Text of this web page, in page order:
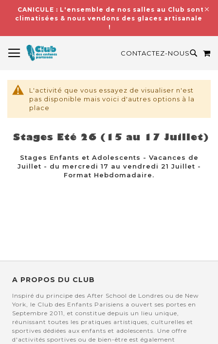
CANICULE : L'ensemble de nos salles au Club sont
climatisées & nous vendons des glaces artisanales
!
CONTACTEZ-NOUS
L'activité que vous essayez de visualiser n'est
pas disponible mais voici d'autres options à la
place
Stages Eté 26 (15 au 17 Juillet)
Stages Enfants et Adolescents - Vacances de
Juillet - du mercredi 17 au vendredi 21 Juillet -
Format Hebdomadaire.
A PROPOS DU CLUB
Inspiré du principe des After School de Londres ou de New
York, le Club des Enfants Parisiens a ouvert ses portes en
Septembre 2011, et constitue depuis un lieu unique,
réunissant toutes les pratiques artistiques, culturelles et
sportives dédiées aux enfants et adolescents. Une offre
d'activités sportives ou de bien-être est également